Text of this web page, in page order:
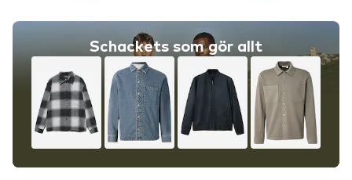
Schackets som gör allt